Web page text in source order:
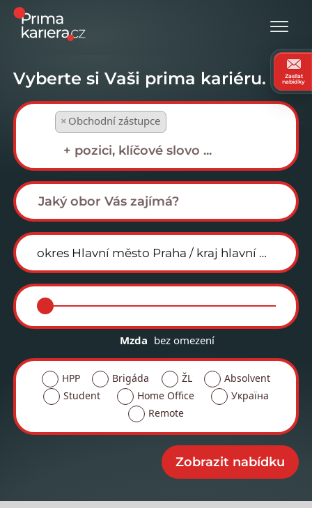
Vyberte si Vaši prima kariéru.
× Obchodní zástupce
Mzda bez omezení
HPP Brigáda ŽL
Absolvent
Student
Home Office
Україна
Remote
Zasílat
nabídky